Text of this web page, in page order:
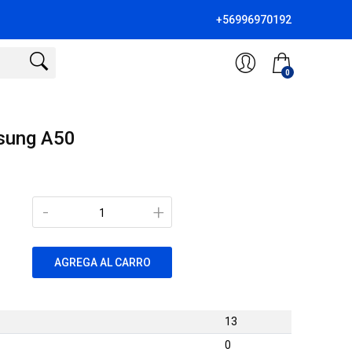
+56996970192
0
A50
+
-
AGREGA AL CARRO
13
0